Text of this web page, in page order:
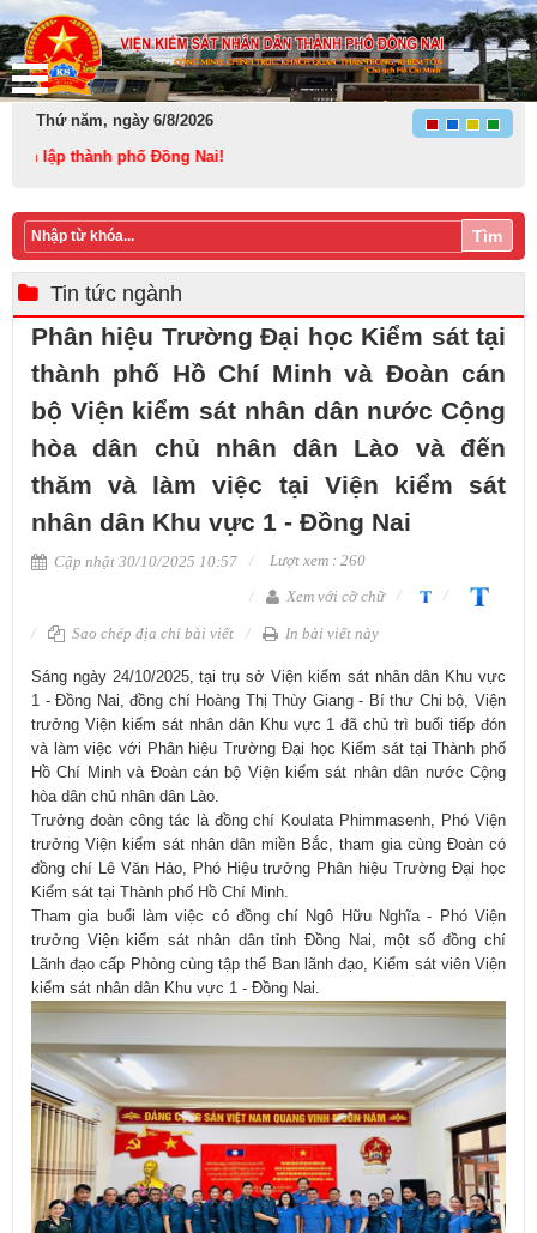
Thứ năm, ngày 6/8/2026
thành phố Đồng Nai!
Tìm
Tin tức ngành
Phân hiệu Trường Đại học Kiểm sát tại
thành phố Hồ Chí Minh và Đoàn cán
bộ Viện kiểm sát nhân dân nước Cộng
hòa dân chủ nhân dân Lào và đến
thăm và làm việc tại Viện kiểm sát
nhân dân Khu vực 1 - Đồng Nai
Cập nhật 30/10/2025 10:57
Lượt xem : 260
Xem với cỡ chữ
Sao chép địa chỉ bài viết In bài viết này
Sáng ngày 24/10/2025, tại trụ sở Viện kiểm sát nhân dân Khu vực
1 - Đồng Nai, đồng chí Hoàng Thị Thùy Giang - Bí thư Chi bộ, Viện
trưởng Viện kiểm sát nhân dân Khu vực 1 đã chủ trì buổi tiếp đón
và làm việc với Phân hiệu Trường Đại học Kiểm sát tại Thành phố
Hồ Chí Minh và Đoàn cán bộ Viện kiểm sát nhân dân nước Cộng
hòa dân chủ nhân dân Lào.
Trưởng đoàn công tác là đồng chí Koulata Phimmasenh, Phó Viện
trưởng Viện kiểm sát nhân dân miền Bắc, tham gia cùng Đoàn có
đồng chí Lê Văn Hảo, Phó Hiệu trưởng Phân hiệu Trường Đại học
Kiểm sát tại Thành phố Hồ Chí Minh.
Tham gia buổi làm việc có đồng chí Ngô Hữu Nghĩa - Phó Viện
trưởng Viện kiểm sát nhân dân tỉnh Đồng Nai, một số đồng chí
Lãnh đạo cấp Phòng cùng tập thể Ban lãnh đạo, Kiểm sát viên Viện
kiểm sát nhân dân Khu vực 1 - Đồng Nai.